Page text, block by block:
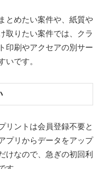
とめたい案件や、紙質や
取りたい案件では、クラ
印刷やアクセアの別サー
いです。
リントは会員登録不要と
プリからデータをアップ
けなので、急ぎの初回利